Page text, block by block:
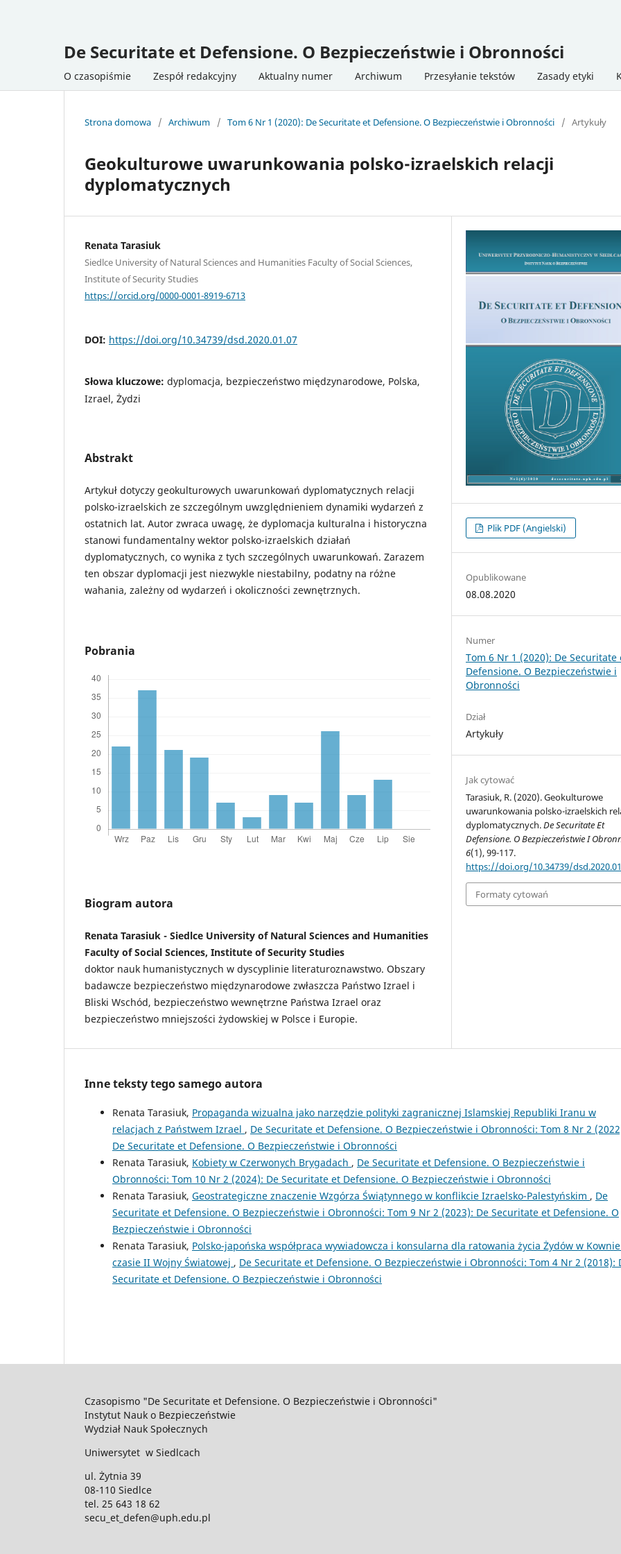
De Securitate et Defensione. O Bezpieczeństwie i Obronności
O czasopiśmie Zespół redakcyjny Aktualny numer Archiwum Przesyłanie tekstów Zasady etyki
Strona domowa / Archiwum / Tom 6 Nr 1 (2020): De Securitate et Defensione. O Bezpieczeństwie i Obronności / Artykuły
Geokulturowe uwarunkowania polsko-izraelskich relacji
dyplomatycznych
Renata Tarasiuk
Siedlce University of Natural Sciences and Humanities Faculty of Social Sciences,
Institute of Security Studies
https://orcid.org/0000-0001-8919-6713
DOI: https://doi.org/10.34739/dsd.2020.01.07
Słowa kluczowe: dyplomacja, bezpieczeństwo międzynarodowe, Polska,
Izrael, Żydzi
Abstrakt
Artykuł dotyczy geokulturowych uwarunkowań dyplomatycznych relacji
polsko-izraelskich ze szczególnym uwzględnieniem dynamiki wydarzeń z
ostatnich lat. Autor zwraca uwagę, że dyplomacja kulturalna i historyczna
stanowi fundamentalny wektor polsko-izraelskich działań
dyplomatycznych, co wynika z tych szczególnych uwarunkowań. Zarazem
ten obszar dyplomacji jest niezwykle niestabilny, podatny na różne
wahania, zależny od wydarzeń i okoliczności zewnętrznych.
Pobrania
Biogram autora
Renata Tarasiuk - Siedlce University of Natural Sciences and Humanities
Faculty of Social Sciences, Institute of Security Studies
doktor nauk humanistycznych w dyscyplinie literaturoznawstwo. Obszary
badawcze bezpieczeństwo międzynarodowe zwłaszcza Państwo Izrael i
Bliski Wschód, bezpieczeństwo wewnętrzne Państwa Izrael oraz
bezpieczeństwo mniejszości żydowskiej w Polsce i Europie.
Plik PDF (Angielski)
Opublikowane
08.08.2020
Numer
Tom 6 Nr 1 (2020): De Securitate
Defensione. O Bezpieczeństwie i
Obronności
Dział
Artykuły
Jak cytować
Tarasiuk, R. (2020). Geokulturowe
uwarunkowania polsko-izraelskich
dyplomatycznych.De Securitate Et
Defensione. O Bezpieczeństwie I
6(1), 99-117.
https://doi.org/10.34739/
Formaty cytowań
Inne teksty tego samego autora
Renata Tarasiuk, Propaganda wizualna jako narzędzie polityki zagranicznej Islamskiej Republiki Iranu w
relacjach z Państwem Izrael , De Securitate et Defensione. O Bezpieczeństwie i Obronności: Tom 8 Nr 2
De Securitate et Defensione. O Bezpieczeństwie i Obronności
Renata Tarasiuk, Kobiety w Czerwonych Brygadach , De Securitate et Defensione. O Bezpieczeństwie i
Obronności: Tom 10 Nr 2 (2024): De Securitate et Defensione. O Bezpieczeństwie i Obronności
Renata Tarasiuk, Geostrategiczne znaczenie Wzgórza Świątynnego w konflikcie Izraelsko-Palestyńskim , De
Securitate et Defensione. O Bezpieczeństwie i Obronności: Tom 9 Nr 2 (2023): De Securitate et Defensione. O
Bezpieczeństwie i Obronności
Renata Tarasiuk, Polsko-japońska współpraca wywiadowcza i konsularna dla ratowania życia Żydów w
czasie II Wojny Światowej , De Securitate et Defensione. O Bezpieczeństwie i Obronności: Tom 4 Nr 2 (2018):
Securitate et Defensione. O Bezpieczeństwie i Obronności
Czasopismo "De Securitate et Defensione. O Bezpieczeństwie i Obronności"
Instytut Nauk o Bezpieczeństwie
Wydział Nauk Społecznych
Uniwersytet w Siedlcach
ul. Żytnia 39
08-110 Siedlce
tel. 25 643 18 62
secu_et_defen@uph.edu.pl